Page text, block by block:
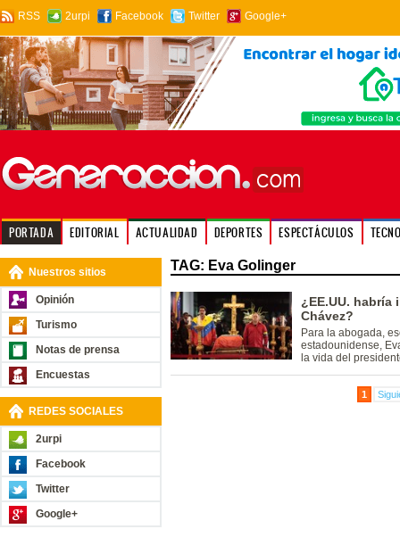
RSS 2urpi Facebook Twitter Google+
PORTADA EDITORIAL ACTUALIDAD DEPORTES ESPECTÁCULOS
Nuestros sitios
Opinión
Turismo
Notas de prensa
Encuestas
REDES SOCIALES
2urpi
Facebook
Twitter
Google+
TAG: Eva Golinger
¿EE.UU.
Chávez?
Para la abogada,
estadounidense,
la vida del
1